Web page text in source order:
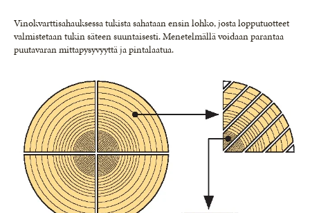
Vinokvarttisahauksessa tukista sahataan ensin lohko, josta lopputuotteet
valmistetaan tukin säteen suuntaisesti. Menetelmällä voidaan parantaa
puutavaran mittapysyvyyttä ja pintalaatua.